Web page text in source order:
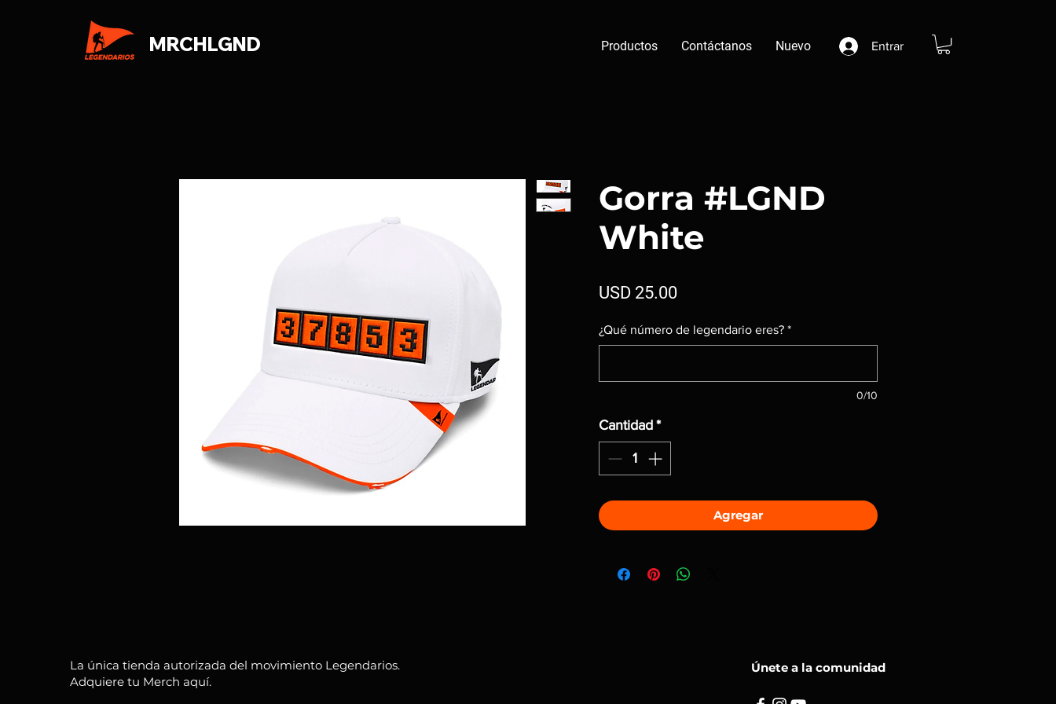
MRCHLGND Productos Contáctanos Nuevo Entrar
Gorra #LGND
White
USD 25.00Precio
¿Qué número de legendario eres? *
0/10
Cantidad *
Agregar
La única tienda autorizada del movimiento Legendarios.
Adquiere tu Merch aquí.
Únete a la comunidad